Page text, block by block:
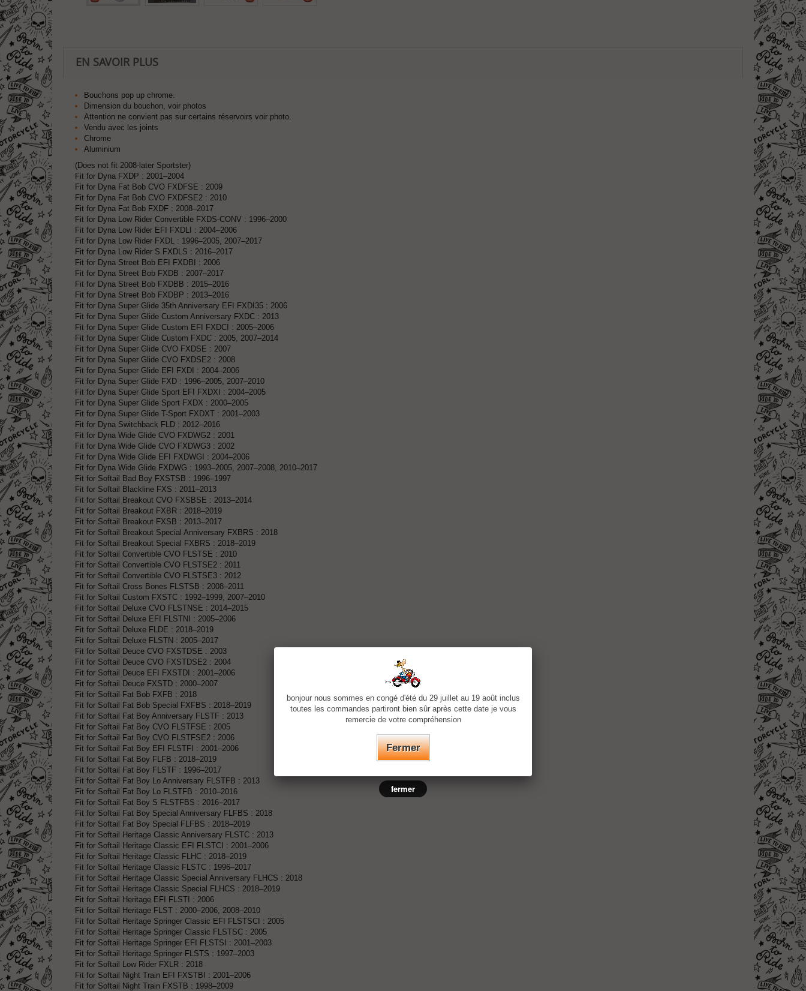
EN SAVOIR PLUS
Bouchons pop up chrome.
Dimension du bouchon, voir photos
Attention ne convient pas sur certains réservoirs voir photo.
Vendu avec les joints
Chrome
Aluminium
(Does not fit 2008-later Sportster)
Fit for Dyna FXDP : 2001–2004
Fit for Dyna Fat Bob CVO FXDFSE : 2009
Fit for Dyna Fat Bob CVO FXDFSE2 : 2010
Fit for Dyna Fat Bob FXDF : 2008–2017
Fit for Dyna Low Rider Convertible FXDS-CONV : 1996–2000
Fit for Dyna Low Rider EFI FXDLI : 2004–2006
Fit for Dyna Low Rider FXDL : 1996–2005, 2007–2017
Fit for Dyna Low Rider S FXDLS : 2016–2017
Fit for Dyna Street Bob EFI FXDBI : 2006
Fit for Dyna Street Bob FXDB : 2007–2017
Fit for Dyna Street Bob FXDBB : 2015–2016
Fit for Dyna Street Bob FXDBP : 2013–2016
Fit for Dyna Super Glide 35th Anniversary EFI FXDI35 : 2006
Fit for Dyna Super Glide Custom Anniversary FXDC : 2013
Fit for Dyna Super Glide Custom EFI FXDCI : 2005–2006
Fit for Dyna Super Glide Custom FXDC : 2005, 2007–2014
Fit for Dyna Super Glide CVO FXDSE : 2007
Fit for Dyna Super Glide CVO FXDSE2 : 2008
Fit for Dyna Super Glide EFI FXDI : 2004–2006
Fit for Dyna Super Glide FXD : 1996–2005, 2007–2010
Fit for Dyna Super Glide Sport EFI FXDXI : 2004–2005
Fit for Dyna Super Glide Sport FXDX : 2000–2005
Fit for Dyna Super Glide T-Sport FXDXT : 2001–2003
Fit for Dyna Switchback FLD : 2012–2016
Fit for Dyna Wide Glide CVO FXDWG2 : 2001
Fit for Dyna Wide Glide CVO FXDWG3 : 2002
Fit for Dyna Wide Glide EFI FXDWGI : 2004–2006
Fit for Dyna Wide Glide FXDWG : 1993–2005, 2007–2008, 2010–2017
Fit for Softail Bad Boy FXSTSB : 1996–1997
Fit for Softail Blackline FXS : 2011–2013
Fit for Softail Breakout CVO FXSBSE : 2013–2014
Fit for Softail Breakout FXBR : 2018–2019
Fit for Softail Breakout FXSB : 2013–2017
Fit for Softail Breakout Special Anniversary FXBRS : 2018
Fit for Softail Breakout Special FXBRS : 2018–2019
Fit for Softail Convertible CVO FLSTSE : 2010
Fit for Softail Convertible CVO FLSTSE2 : 2011
Fit for Softail Convertible CVO FLSTSE3 : 2012
Fit for Softail Cross Bones FLSTSB : 2008–2011
Fit for Softail Custom FXSTC : 1992–1999, 2007–2010
Fit for Softail Deluxe CVO FLSTNSE : 2014–2015
Fit for Softail Deluxe EFI FLSTNI : 2005–2006
Fit for Softail Deluxe FLDE : 2018–2019
Fit for Softail Deluxe FLSTN : 2005–2017
Fit for Softail Deuce CVO FXSTDSE : 2003
Fit for Softail Deuce CVO FXSTDSE2 : 2004
Fit for Softail Deuce EFI FXSTDI : 2001–2006
Fit for Softail Deuce FXSTD : 2000–2007
Fit for Softail Fat Bob FXFB : 2018
Fit for Softail Fat Bob Special FXFBS : 2018–2019
Fit for Softail Fat Boy Anniversary FLSTF : 2013
Fit for Softail Fat Boy CVO FLSTFSE : 2005
Fit for Softail Fat Boy CVO FLSTFSE2 : 2006
Fit for Softail Fat Boy EFI FLSTFI : 2001–2006
Fit for Softail Fat Boy FLFB : 2018–2019
Fit for Softail Fat Boy FLSTF : 1996–2017
Fit for Softail Fat Boy Lo Anniversary FLSTFB : 2013
Fit for Softail Fat Boy Lo FLSTFB : 2010–2016
Fit for Softail Fat Boy S FLSTFBS : 2016–2017
Fit for Softail Fat Boy Special Anniversary FLFBS : 2018
Fit for Softail Fat Boy Special FLFBS : 2018–2019
Fit for Softail Heritage Classic Anniversary FLSTC : 2013
Fit for Softail Heritage Classic EFI FLSTCI : 2001–2006
Fit for Softail Heritage Classic FLHC : 2018–2019
Fit for Softail Heritage Classic FLSTC : 1996–2017
Fit for Softail Heritage Classic Special Anniversary FLHCS : 2018
Fit for Softail Heritage Classic Special FLHCS : 2018–2019
Fit for Softail Heritage EFI FLSTI : 2006
Fit for Softail Heritage FLST : 2000–2006, 2008–2010
Fit for Softail Heritage Springer Classic EFI FLSTSCI : 2005
Fit for Softail Heritage Springer Classic FLSTSC : 2005
Fit for Softail Heritage Springer EFI FLSTSI : 2001–2003
Fit for Softail Heritage Springer FLSTS : 1997–2003
Fit for Softail Low Rider FXLR : 2018
Fit for Softail Night Train EFI FXSTBI : 2001–2006
Fit for Softail Night Train FXSTB : 1998–2009
bonjour nous sommes en congé d'été du 29 juillet au 19 août inclus
toutes les commandes partiront bien sûr après cette date je vous
remercie de votre compréhension
Fermer
fermer